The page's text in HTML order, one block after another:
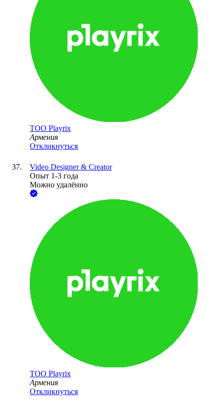
ТОО Playrix
Армения
Откликнуться
Video Designer & Creator
Опыт 1-3 года
Можно удалённо
ТОО Playrix
Армения
Откликнуться